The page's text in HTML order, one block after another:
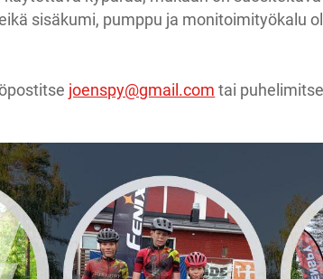
sisäkumi, pumppu ja monitoimityökalu
joenspy@gmail.com tai